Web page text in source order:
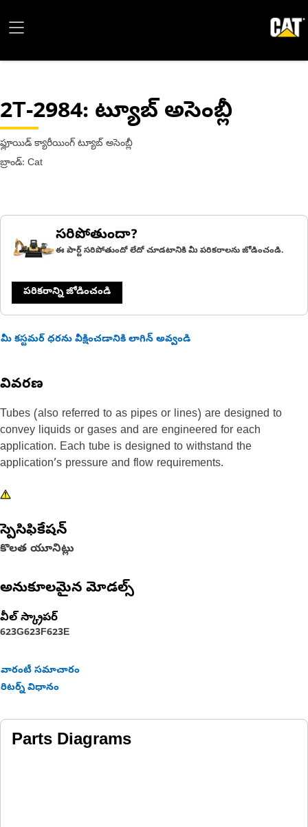
2T-2984: ట్యూబ్ అసెంబ్లీ
ఫ్లూయిడ్ క్యారీయింగ్ ట్యూబ్ అసెంబ్లీ
బ్రాండ్: Cat
సరిపోతుందా?
ఈ పార్ట్ సరిపోతుందో లేదో చూడటానికి మీ పరికరాలను జోడించండి.
పరికరాన్ని జోడించండి
మీ కస్టమర్ ధరను వీక్షించడానికి లాగిన్ అవ్వండి
వివరణ
Tubes (also referred to as pipes or lines) are designed to
convey liquids or gases and are engineered for each
application. Each tube is designed to withstand the
application’s pressure and flow requirements.
స్పెసిఫికేషన్
కొలత యూనిట్లు
అనుకూలమైన మోడల్స్
వీల్ స్క్రాపర్‌
623G623F623E
వారంటీ సమాచారం
రిటర్న్ విధానం
Parts Diagrams